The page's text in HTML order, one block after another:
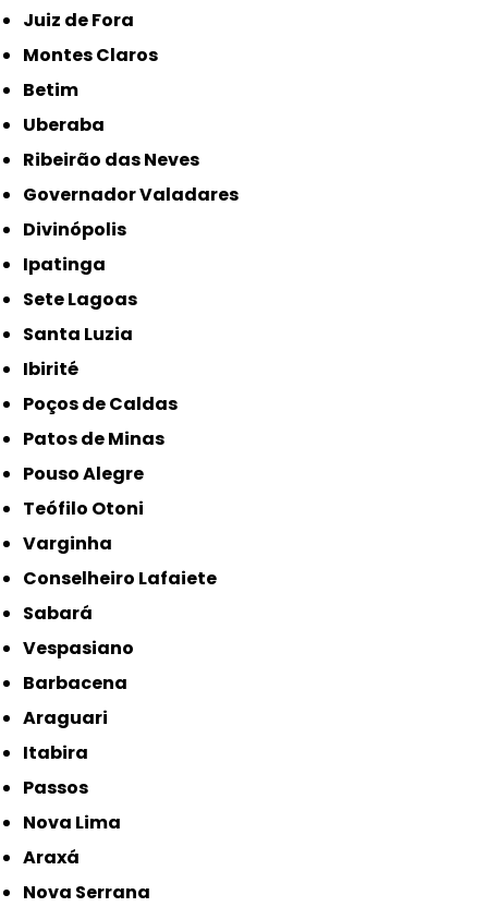
Juiz de Fora
Montes Claros
Betim
Uberaba
Ribeirão das Neves
Governador Valadares
Divinópolis
Ipatinga
Sete Lagoas
Santa Luzia
Ibirité
Poços de Caldas
Patos de Minas
Pouso Alegre
Teófilo Otoni
Varginha
Conselheiro Lafaiete
Sabará
Vespasiano
Barbacena
Araguari
Itabira
Passos
Nova Lima
Araxá
Nova Serrana